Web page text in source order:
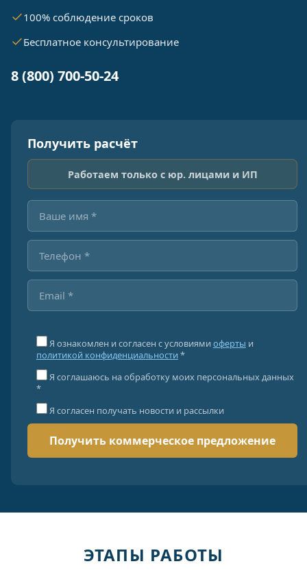
100% соблюдение сроков
Бесплатное консультирование
8 (800) 700-50-24
Получить расчёт
Работаем только с юр. лицами и ИП
Я ознакомлен и согласен с условиями оферты и
политикой конфиденциальности *
Я соглашаюсь на обработку моих персональных данных
*
Я согласен получать новости и рассылки
ЭТАПЫ РАБОТЫ